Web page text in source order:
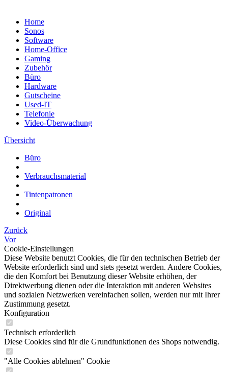
Home
Sonos
Software
Home-Office
Gaming
Zubehör
Büro
Hardware
Gutscheine
Used-IT
Telefonie
Video-Überwachung
Übersicht
Büro
Verbrauchsmaterial
Tintenpatronen
Original
Zurück
Vor
Cookie-Einstellungen
Diese Website benutzt Cookies, die für den technischen Betrieb der
Website erforderlich sind und stets gesetzt werden. Andere Cookies,
die den Komfort bei Benutzung dieser Website erhöhen, der
Direktwerbung dienen oder die Interaktion mit anderen Websites
und sozialen Netzwerken vereinfachen sollen, werden nur mit Ihrer
Zustimmung gesetzt.
Konfiguration
Technisch erforderlich
Diese Cookies sind für die Grundfunktionen des Shops notwendig.
"Alle Cookies ablehnen" Cookie